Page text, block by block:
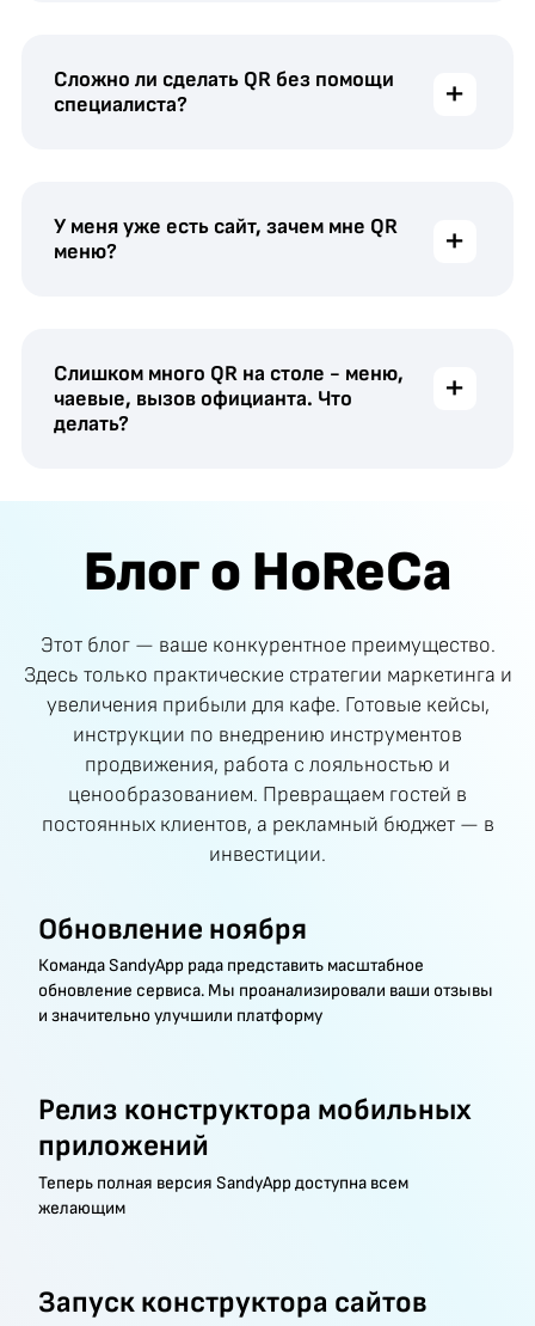
+
Сложно ли сделать QR без помощи
специалиста?
+
У меня уже есть сайт, зачем мне QR
меню?
+
Слишком много QR на столе - меню,
чаевые, вызов официанта. Что
делать?
Блог о HoReCa
Этот блог — ваше конкурентное преимущество.
Здесь только практические стратегии маркетинга и
увеличения прибыли для кафе. Готовые кейсы,
инструкции по внедрению инструментов
продвижения, работа с лояльностью и
ценообразованием. Превращаем гостей в
постоянных клиентов, а рекламный бюджет — в
инвестиции.
Обновление ноября
Команда SandyApp рада представить масштабное
обновление сервиса. Мы проанализировали ваши отзывы
и значительно улучшили платформу
Релиз конструктора мобильных
приложений
Теперь полная версия SandyApp доступна всем
желающим
Запуск конструктора сайтов